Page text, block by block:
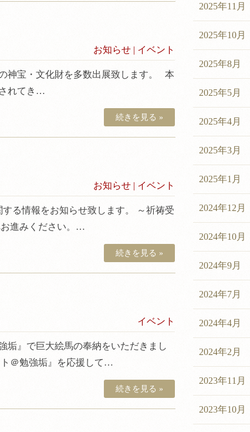
お知らせ | イベント
神宝・文化財を多数出展致します。 本
れてき…
続きを見る »
お知らせ | イベント
る情報をお知らせ致します。 ～祈祷受
進みください。…
続きを見る »
イベント
垢』で巨大絵馬の奉納をいただきまし
＠勉強垢』を応援して…
続きを見る »
2025年11月
2025年10月
2025年8月
2025年5月
2025年4月
2025年3月
2025年1月
2024年12月
2024年10月
2024年9月
2024年7月
2024年4月
2024年2月
2023年11月
2023年10月